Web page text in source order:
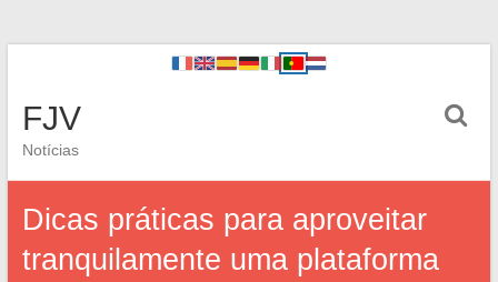
FJV
Notícias
Dicas práticas para aproveitar
tranquilamente uma plataforma